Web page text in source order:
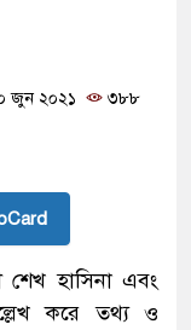
জুন ২০২১
৩৮৮
শেখ হাসিনা এবং
করে তথ্য ও